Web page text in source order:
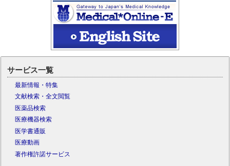
サービス一覧
最新情報・特集
文献検索・全文閲覧
医薬品検索
医療機器検索
医学書通販
医療動画
著作権許諾サービス